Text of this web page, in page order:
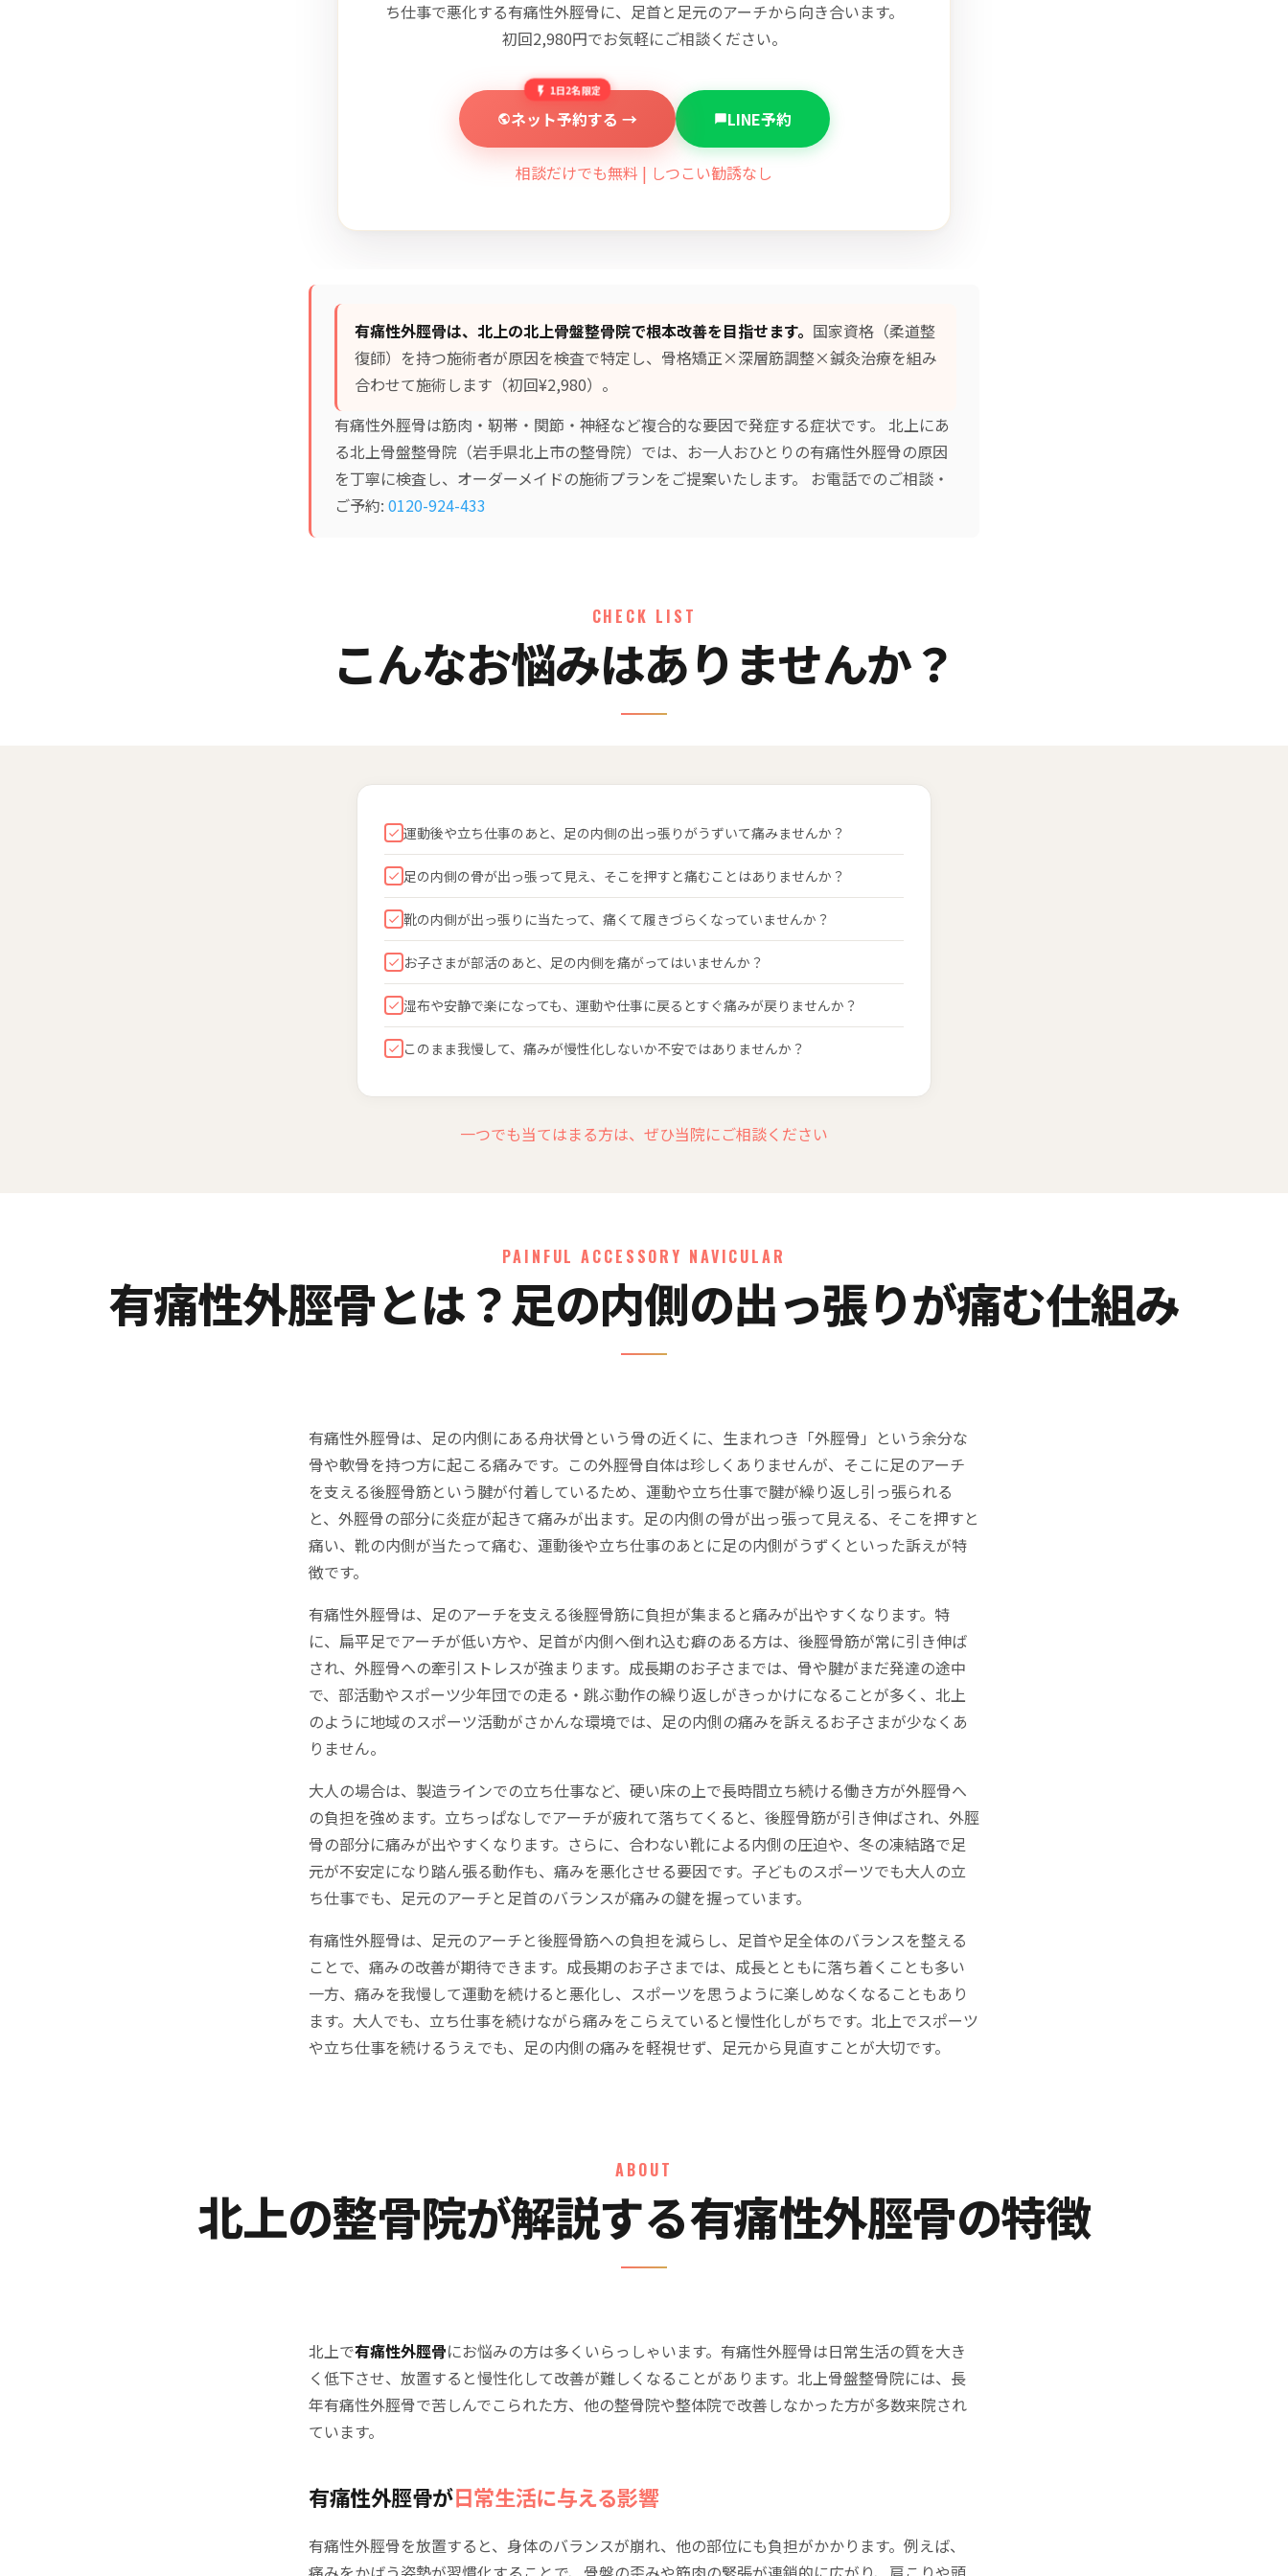
ち仕事で悪化する有痛性外脛骨に、足首と足元のアーチから向き合います。
初回2,980円でお気軽にご相談ください。
1日2名限定
ネット予約する → LINE予約
相談だけでも無料 | しつこい勧誘なし
有痛性外脛骨は、北上の北上骨盤整骨院で根本改善を目指せます。 国家資格（柔道整
復師）を持つ施術者が原因を検査で特定し、 骨格矯正×深層筋調整×鍼灸治療を組み
合わせて施術します（初回¥2,980）。
有痛性外脛骨は筋肉・靭帯・関節・神経など複合的な要因で発症する症状です。 北上にあ
る北上骨盤整骨院（岩手県北上市の整骨院）では、お一人おひとりの有痛性外脛骨の原因
を丁寧に検査し、オーダーメイドの施術プランをご提案いたします。 お電話でのご相談・
ご予約: 0120-924-433
CHECK LIST
こんなお悩みはありませんか？
運動後や立ち仕事のあと、足の内側の出っ張りがうずいて痛みませんか？
足の内側の骨が出っ張って見え、そこを押すと痛むことはありませんか？
靴の内側が出っ張りに当たって、痛くて履きづらくなっていませんか？
お子さまが部活のあと、足の内側を痛がってはいませんか？
湿布や安静で楽になっても、運動や仕事に戻るとすぐ痛みが戻りませんか？
このまま我慢して、痛みが慢性化しないか不安ではありませんか？
一つでも当てはまる方は、ぜひ当院にご相談ください
PAINFUL ACCESSORY NAVICULAR
有痛性外脛骨とは？足の内側の出っ張りが痛む仕組み
有痛性外脛骨は、足の内側にある舟状骨という骨の近くに、生まれつき「外脛骨」という余分な
骨や軟骨を持つ方に起こる痛みです。この外脛骨自体は珍しくありませんが、そこに足のアーチ
を支える後脛骨筋という腱が付着しているため、運動や立ち仕事で腱が繰り返し引っ張られる
と、外脛骨の部分に炎症が起きて痛みが出ます。足の内側の骨が出っ張って見える、そこを押すと
痛い、靴の内側が当たって痛む、運動後や立ち仕事のあとに足の内側がうずくといった訴えが特
徴です。
有痛性外脛骨は、足のアーチを支える後脛骨筋に負担が集まると痛みが出やすくなります。特
に、扁平足でアーチが低い方や、足首が内側へ倒れ込む癖のある方は、後脛骨筋が常に引き伸ば
され、外脛骨への牽引ストレスが強まります。成長期のお子さまでは、骨や腱がまだ発達の途中
で、部活動やスポーツ少年団での走る・跳ぶ動作の繰り返しがきっかけになることが多く、北上
のように地域のスポーツ活動がさかんな環境では、足の内側の痛みを訴えるお子さまが少なくあ
りません。
大人の場合は、製造ラインでの立ち仕事など、硬い床の上で長時間立ち続ける働き方が外脛骨へ
の負担を強めます。立ちっぱなしでアーチが疲れて落ちてくると、後脛骨筋が引き伸ばされ、外脛
骨の部分に痛みが出やすくなります。さらに、合わない靴による内側の圧迫や、冬の凍結路で足
元が不安定になり踏ん張る動作も、痛みを悪化させる要因です。子どものスポーツでも大人の立
ち仕事でも、足元のアーチと足首のバランスが痛みの鍵を握っています。
有痛性外脛骨は、足元のアーチと後脛骨筋への負担を減らし、足首や足全体のバランスを整える
ことで、痛みの改善が期待できます。成長期のお子さまでは、成長とともに落ち着くことも多い
一方、痛みを我慢して運動を続けると悪化し、スポーツを思うように楽しめなくなることもあり
ます。大人でも、立ち仕事を続けながら痛みをこらえていると慢性化しがちです。北上でスポーツ
や立ち仕事を続けるうえでも、足の内側の痛みを軽視せず、足元から見直すことが大切です。
ABOUT
北上の整骨院が解説する有痛性外脛骨の特徴
北上で有痛性外脛骨にお悩みの方は多くいらっしゃいます。有痛性外脛骨は日常生活の質を大き
く低下させ、放置すると慢性化して改善が難しくなることがあります。北上骨盤整骨院には、長
年有痛性外脛骨で苦しんでこられた方、他の整骨院や整体院で改善しなかった方が多数来院され
ています。
有痛性外脛骨が日常生活に与える影響
有痛性外脛骨を放置すると、身体のバランスが崩れ、他の部位にも負担がかかります。例えば、